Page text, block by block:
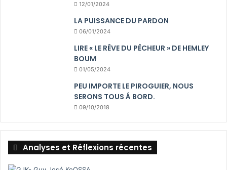
12/01/2024
LA PUISSANCE DU PARDON
06/01/2024
LIRE « LE RÊVE DU PÊCHEUR » DE HEMLEY
BOUM
01/05/2024
PEU IMPORTE LE PIROGUIER, NOUS
SERONS TOUS Á BORD.
09/10/2018
Analyses et Réflexions récentes